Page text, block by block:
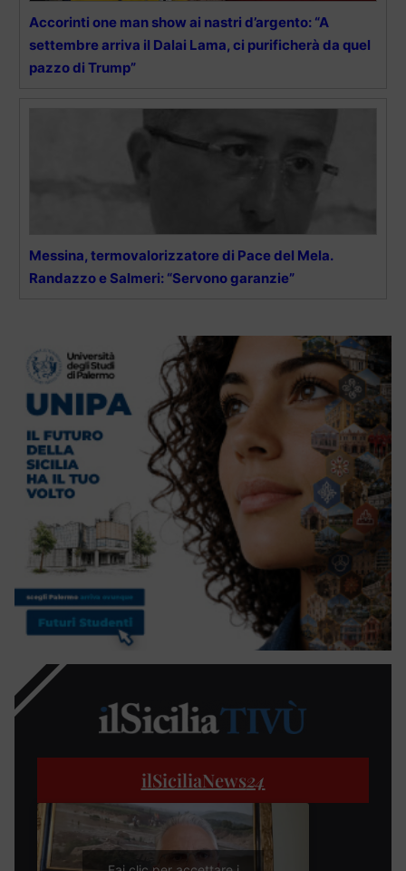
Accorinti one man show ai nastri d’argento: “A
settembre arriva il Dalai Lama, ci purificherà da quel
pazzo di Trump”
Messina, termovalorizzatore di Pace del Mela.
Randazzo e Salmeri: “Servono garanzie”
ilSiciliaNews24